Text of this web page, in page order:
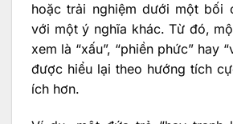
hoặc trải nghiệm dưới một bối
với một ý nghĩa khác. Từ đó,
xem là “xấu”, “phiền phức” hay
được hiểu lại theo hướng tích
ích hơn.